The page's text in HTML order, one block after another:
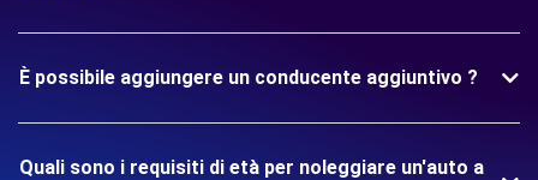
È possibile aggiungere un conducente aggiuntivo ?
Quali sono i requisiti di età per noleggiare un'auto a